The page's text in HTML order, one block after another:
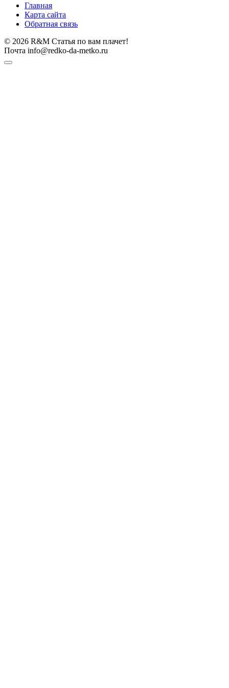
Главная
Карта сайта
Обратная связь
© 2026 R&M Статья по вам плачет!
Почта info@redko-da-metko.ru